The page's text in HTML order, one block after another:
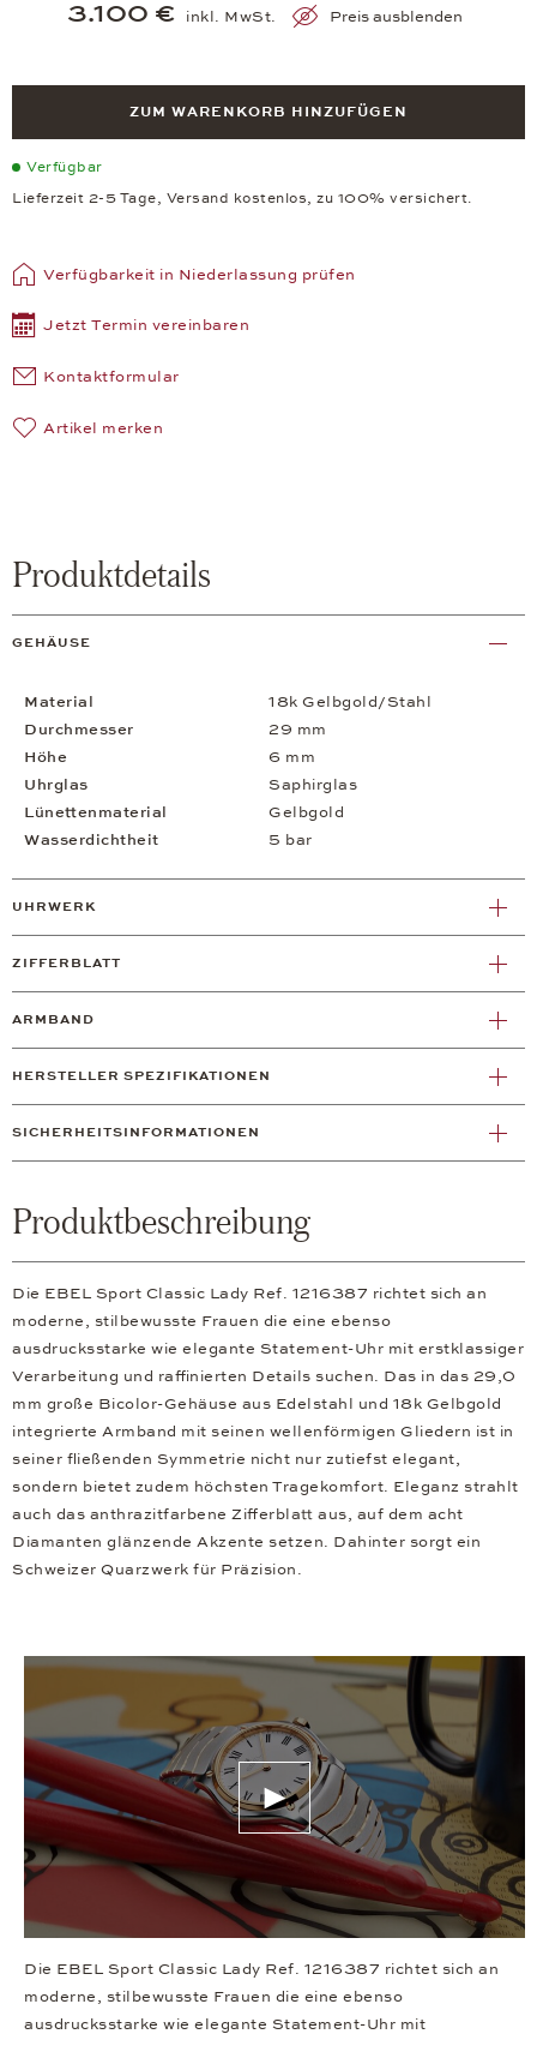
3.100 € inkl. MwSt. Preis ausblenden
ZUM WARENKORB HINZUFÜGEN
Verfügbar
Lieferzeit 2-5 Tage, Versand kostenlos, zu 100% versichert.
Verfügbarkeit in Niederlassung prüfen
Jetzt Termin vereinbaren
Kontaktformular
Artikel merken
Produktdetails
GEHÄUSE
Material
18k Gelbgold/Stahl
Durchmesser
29 mm
Höhe
6 mm
Uhrglas
Saphirglas
Lünettenmaterial
Gelbgold
Wasserdichtheit
5 bar
UHRWERK
ZIFFERBLATT
ARMBAND
HERSTELLER SPEZIFIKATIONEN
SICHERHEITSINFORMATIONEN
Produktbeschreibung
Die EBEL Sport Classic Lady Ref. 1216387 richtet sich an
moderne, stilbewusste Frauen die eine ebenso
ausdrucksstarke wie elegante Statement-Uhr mit erstklassiger
Verarbeitung und raffinierten Details suchen. Das in das 29,0
mm große Bicolor-Gehäuse aus Edelstahl und 18k Gelbgold
integrierte Armband mit seinen wellenförmigen Gliedern ist in
seiner fließenden Symmetrie nicht nur zutiefst elegant,
sondern bietet zudem höchsten Tragekomfort. Eleganz strahlt
auch das anthrazitfarbene Zifferblatt aus, auf dem acht
Diamanten glänzende Akzente setzen. Dahinter sorgt ein
Schweizer Quarzwerk für Präzision.
Die EBEL Sport Classic Lady Ref. 1216387 richtet sich an
moderne, stilbewusste Frauen die eine ebenso
ausdrucksstarke wie elegante Statement-Uhr mit